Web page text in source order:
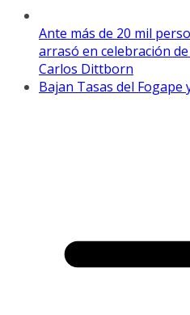
Ante más de 20 mil
arrasó en celebración
Carlos Dittborn
Bajan Tasas del